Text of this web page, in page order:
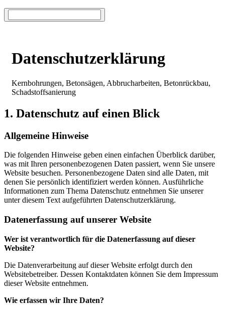
Datenschutzerklärung
Kernbohrungen, Betonsägen, Abbrucharbeiten, Betonrückbau,
Schadstoffsanierung
1. Datenschutz auf einen Blick
Allgemeine Hinweise
Die folgenden Hinweise geben einen einfachen Überblick darüber,
was mit Ihren personenbezogenen Daten passiert, wenn Sie unsere
Website besuchen. Personenbezogene Daten sind alle Daten, mit
denen Sie persönlich identifiziert werden können. Ausführliche
Informationen zum Thema Datenschutz entnehmen Sie unserer
unter diesem Text aufgeführten Datenschutzerklärung.
Datenerfassung auf unserer Website
Wer ist verantwortlich für die Datenerfassung auf dieser
Website?
Die Datenverarbeitung auf dieser Website erfolgt durch den
Websitebetreiber. Dessen Kontaktdaten können Sie dem Impressum
dieser Website entnehmen.
Wie erfassen wir Ihre Daten?